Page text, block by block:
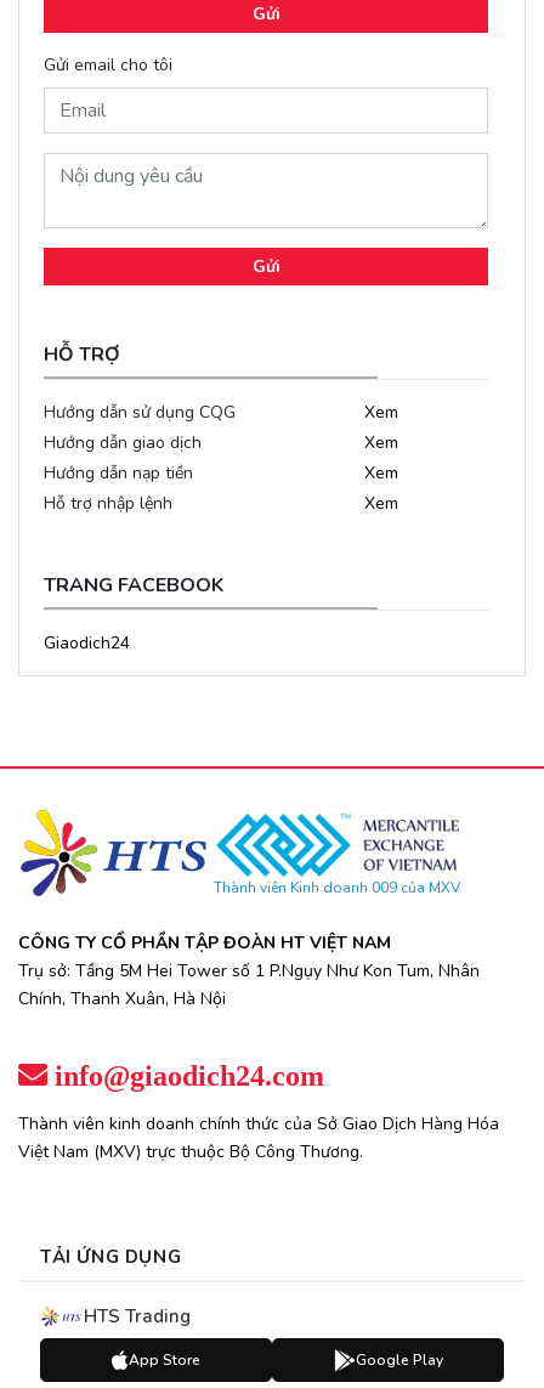
Gửi
Gửi email cho tôi
Gửi
HỖ TRỢ
Hướng dẫn sử dụng CQG
Xem
Hướng dẫn giao dịch
Xem
Hướng dẫn nạp tiền
Xem
Hỗ trợ nhập lệnh
Xem
TRANG FACEBOOK
Giaodich24
Thành viên Kinh doanh 009 của MXV
CÔNG TY CỔ PHẦN TẬP ĐOÀN HT VIỆT NAM
Trụ sở: Tầng 5M Hei Tower số 1 P.Ngụy Như Kon Tum, Nhân
Chính, Thanh Xuân, Hà Nội
info@giaodich24.com
Thành viên kinh doanh chính thức của Sở Giao Dịch Hàng Hóa
Việt Nam (MXV) trực thuộc Bộ Công Thương.
TẢI ỨNG DỤNG
HTS Trading
App Store Google Play